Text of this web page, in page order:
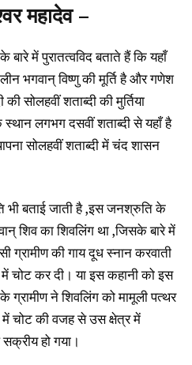
महादेव –
में पुरातत्वविद बताते हैं कि यहाँ
भगवान् विष्णु की मूर्ति है और गणेश
सोलहवीं शताब्दी की मुर्तिया
स्थान लगभग दसवीं शताब्दी से यहाँ है
सोलहवीं शताब्दी में चंद शासन
बताई जाती है ,इस जनश्रुति के
शिव का शिवलिंग था ,जिसके बारे में
ग्रामीण की गाय दूध स्नान करवाती
चोट कर दी। या इस कहानी को इस
ग्रामीण ने शिवलिंग को मामूली पत्थर
चोट की वजह से उस क्षेत्र में
हो गया।